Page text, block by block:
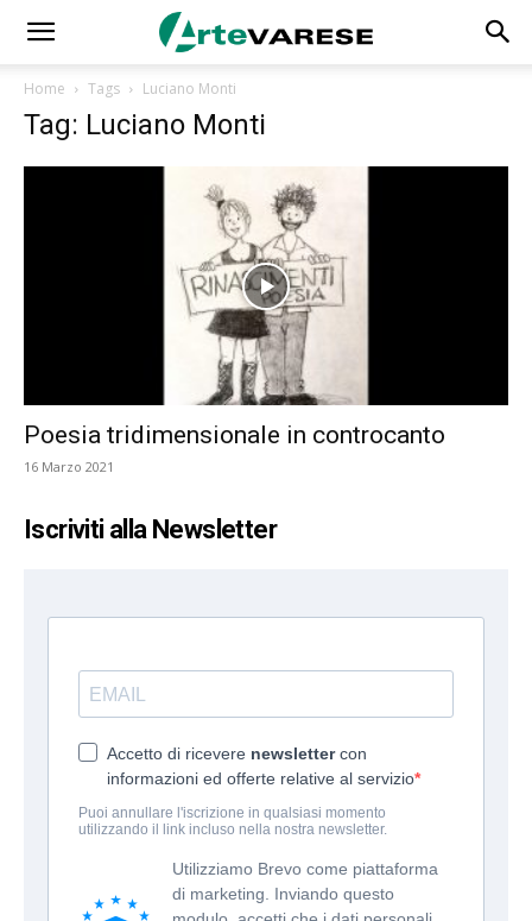
Home Tags Luciano Monti
Tag: Luciano Monti
Poesia tridimensionale in controcanto
16 Marzo 2021
Iscriviti alla Newsletter